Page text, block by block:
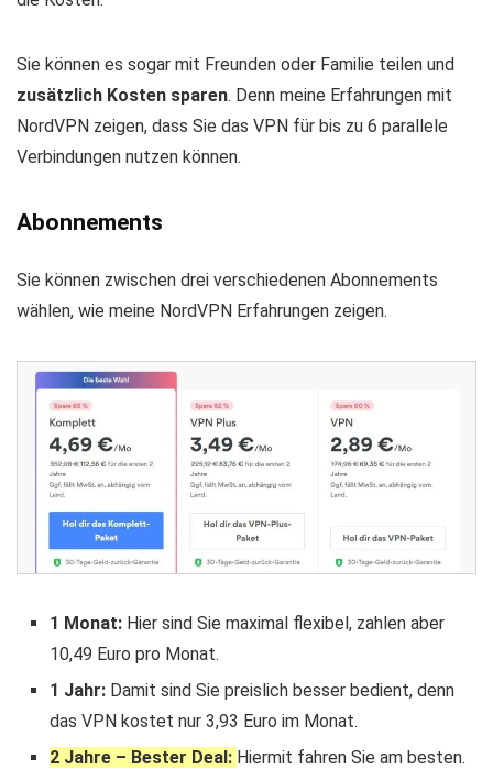
Sie können es sogar mit Freunden oder Familie teilen und
zusätzlich Kosten sparen. Denn meine Erfahrungen mit
NordVPN zeigen, dass Sie das VPN für bis zu 6 parallele
Verbindungen nutzen können.
Abonnements
Sie können zwischen drei verschiedenen Abonnements
wählen, wie meine NordVPN Erfahrungen zeigen.
1 Monat: Hier sind Sie maximal flexibel, zahlen aber
10,49 Euro pro Monat.
1 Jahr: Damit sind Sie preislich besser bedient, denn
das VPN kostet nur 3,93 Euro im Monat.
2 Jahre – Bester Deal: Hiermit fahren Sie am besten.